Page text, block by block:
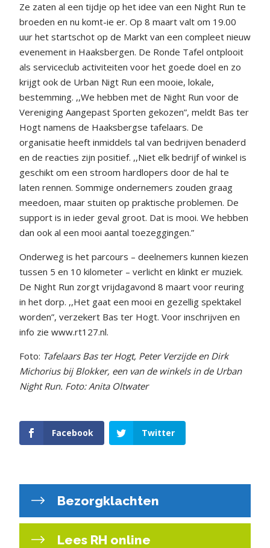
Ze zaten al een tijdje op het idee van een Night Run te
broeden en nu komt-ie er. Op 8 maart valt om 19.00
uur het startschot op de Markt van een compleet nieuw
evenement in Haaksbergen. De Ronde Tafel ontplooit
als serviceclub activiteiten voor het goede doel en zo
krijgt ook de Urban Nigt Run een mooie, lokale,
bestemming. ,,We hebben met de Night Run voor de
Vereniging Aangepast Sporten gekozen”, meldt Bas ter
Hogt namens de Haaksbergse tafelaars. De
organisatie heeft inmiddels tal van bedrijven benaderd
en de reacties zijn positief. ,,Niet elk bedrijf of winkel is
geschikt om een stroom hardlopers door de hal te
laten rennen. Sommige ondernemers zouden graag
meedoen, maar stuiten op praktische problemen. De
support is in ieder geval groot. Dat is mooi. We hebben
dan ook al een mooi aantal toezeggingen.”
Onderweg is het parcours – deelnemers kunnen kiezen
tussen 5 en 10 kilometer – verlicht en klinkt er muziek.
De Night Run zorgt vrijdagavond 8 maart voor reuring
in het dorp. ,,Het gaat een mooi en gezellig spektakel
worden”, verzekert Bas ter Hogt. Voor inschrijven en
info zie www.rt127.nl.
Foto: Tafelaars Bas ter Hogt, Peter Verzijde en Dirk
Michorius bij Blokker, een van de winkels in de Urban
Night Run. Foto: Anita Oltwater
Facebook Twitter
Bezorgklachten
Lees RH online